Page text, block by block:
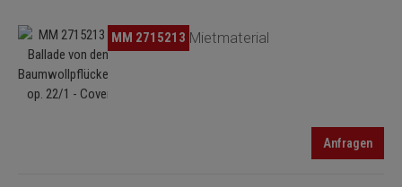
Bildergalerie überspringenMM 2715213 Mietmaterial
Anfragen